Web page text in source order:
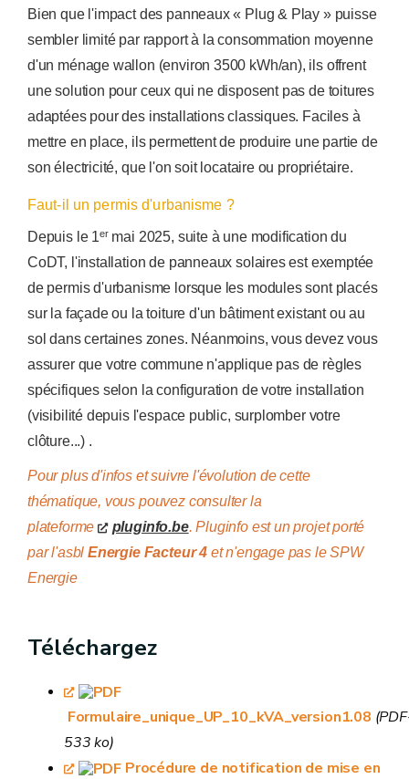
Bien que l'impact des panneaux « Plug & Play » puisse
sembler limité par rapport à la consommation moyenne
d'un ménage wallon (environ 3500 kWh/an), ils offrent
une solution pour ceux qui ne disposent pas de toitures
adaptées pour des installations classiques. Faciles à
mettre en place, ils permettent de produire une partie de
son électricité, que l'on soit locataire ou propriétaire.
Faut-il un permis d'urbanisme ?
Depuis le 1ermai 2025, suite à une modification du
CoDT, l'installation de panneaux solaires est exemptée
de permis d'urbanisme lorsque les modules sont placés
sur la façade ou la toiture d'un bâtiment existant ou au
sol dans certaines zones. Néanmoins, vous devez vous
assurer que votre commune n'applique pas de règles
spécifiques selon la configuration de votre installation
(visibilité depuis l'espace public, surplomber votre
clôture...) .
Pour plus d'infos et suivre l'évolution de cette
thématique, vous pouvez consulter la
plateforme
pluginfo.be. Pluginfo est un projet porté
par l'asblEnergie Facteur 4 et n'engage pas le SPW
Energie
Téléchargez
Formulaire_unique_UP_10_kVA_version1.08
533 ko)
Procédure de notification de mise en